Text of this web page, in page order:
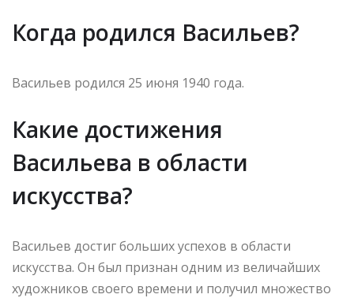
Когда родился Васильев?
Васильев родился 25 июня 1940 года.
Какие достижения
Васильева в области
искусства?
Васильев достиг больших успехов в области
искусства. Он был признан одним из величайших
художников своего времени и получил множество